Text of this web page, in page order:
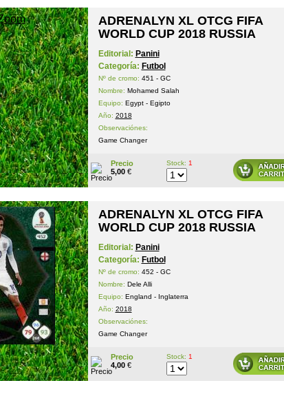
ADRENALYN XL OTCG FIFA
WORLD CUP 2018 RUSSIA
Editorial: Panini
Categoría: Futbol
Nº de cromo: 451 - GC
Nombre: Mohamed Salah
Equipo: Egypt - Egipto
Año: 2018
Observaciónes:
Game Changer
Precio
5,00€
Stock: 1
ADRENALYN XL OTCG FIFA
WORLD CUP 2018 RUSSIA
Editorial: Panini
Categoría: Futbol
Nº de cromo: 452 - GC
Nombre: Dele Alli
Equipo: England - Inglaterra
Año: 2018
Observaciónes:
Game Changer
Precio
4,00€
Stock: 1